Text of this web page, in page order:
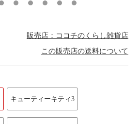
販売店：ココチのくらし雑貨店
この販売店の送料について
キューティーキティ3